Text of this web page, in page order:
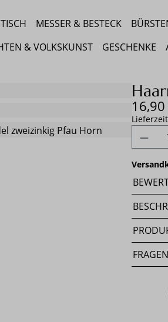
MESSER & BESTECK
& VOLKSKUNST
GESCHENKE